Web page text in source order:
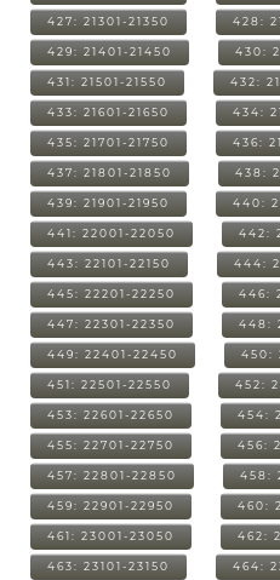
427: 21301-21350 428:
429: 21401-21450 430:
431: 21501-21550 432:
433: 21601-21650 434:
435: 21701-21750 436:
437: 21801-21850 438:
439: 21901-21950 440:
441: 22001-22050 442:
443: 22101-22150 444:
445: 22201-22250 446:
447: 22301-22350 448:
449: 22401-22450 450:
451: 22501-22550 452:
453: 22601-22650 454:
455: 22701-22750 456:
457: 22801-22850 458:
459: 22901-22950 460:
461: 23001-23050 462:
463: 23101-23150 464: